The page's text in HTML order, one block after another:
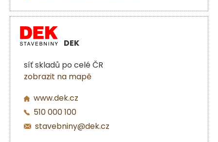
DEK
síť skladů po celé ČR
zobrazit na mapě
www.dek.cz
510 000 100
stavebniny@dek.cz